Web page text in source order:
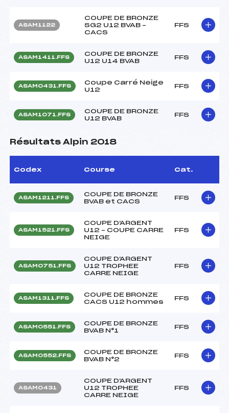
ASAM1122
COUPE DE BRONZE
SG2 U12 BVAB –
CACS
FFS
ASAM1411.FFS
COUPE DE BRONZE
U12 U14 BVAB
FFS
ASAM0431.FFS
Coupe Carré Neige
U12
FFS
ASAM1071.FFS
COUPE DE BRONZE
U12 BVAB
FFS
Résultats Alpin 2018
Codex Course Cat.
ASAM1211.FFS
COUPE DE BRONZE
BVAB et CACS
FFS
ASAM1521.FFS
COUPE D'ARGENT
U12 – COUPE CARRE
NEIGE
FFS
ASAM0751.FFS
COUPE D'ARGENT
U12 TROPHEE
CARRE NEIGE
FFS
ASAM1311.FFS
COUPE DE BRONZE
CACS U12 hommes
FFS
ASAM0551.FFS
COUPE DE BRONZE
BVAB N°1
FFS
ASAM0552.FFS
COUPE DE BRONZE
BVAB N°2
FFS
ASAM0431
COUPE D'ARGENT
U12 TROPHEE
CARRE NEIGE
FFS